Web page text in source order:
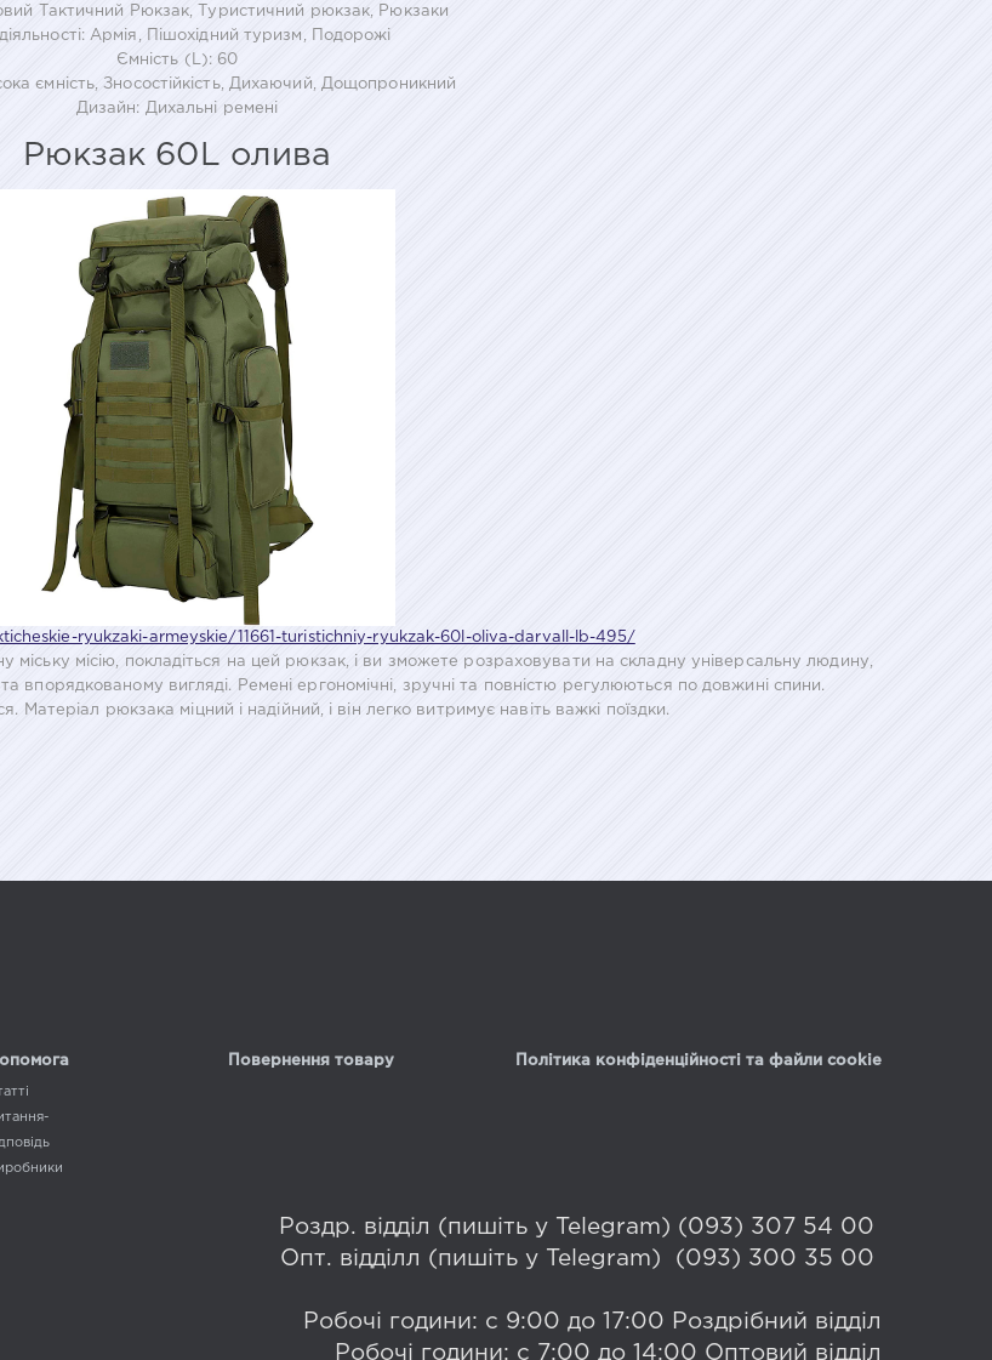
Тактичний Рюкзак, Туристичний рюкзак, Рюкзаки
Армія, Пішохідний туризм, Подорожі
Ємність (L): 60
ємність, Зносостійкість, Дихаючий, Дощопроникний
Дизайн: Дихальні ремені
Рюкзак 60L олива
ryukzaki-armeyskie/11661-turistichniy-ryukzak-60l-oliva-darvall-lb-495/
місію, покладіться на цей рюкзак, і ви зможете розраховувати на складну універсальну людину,
впорядкованому вигляді. Ремені ергономічні, зручні та повністю регулюються по довжині спини.
Матеріал рюкзака міцний і надійний, і він легко витримує навіть важкі поїздки.
Повернення товару Політика конфіденційності та файли cookie
Роздр. відділ (пишіть у Telegram) (093) 307 54 00
Опт. відділл (пишіть у Telegram) (093) 300 35 00
Робочі години: с 9:00 до 17:00 Роздрібний відділ
Робочі години: с 7:00 до 14:00 Оптовий відділ